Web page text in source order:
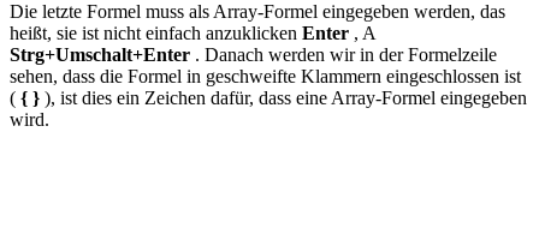
Die letzte Formel muss als Array-Formel eingegeben werden, das
heißt, sie ist nicht einfach anzuklicken Enter , A
Strg+Umschalt+Enter . Danach werden wir in der Formelzeile
sehen, dass die Formel in geschweifte Klammern eingeschlossen ist
( { } ), ist dies ein Zeichen dafür, dass eine Array-Formel eingegeben
wird.